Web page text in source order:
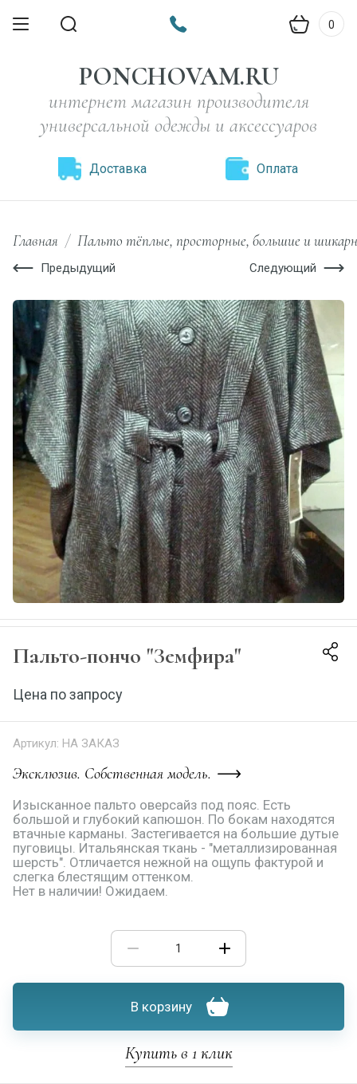
0
PONCHOVAM.RU
интернет магазин производителя
универсальной одежды и аксессуаров
Доставка Оплата
Главная / Пальто тёплые, просторные, большие и
Предыдущий Следующий
Пальто-пончо "Земфира"
Цена по запросу
Артикул: НА ЗАКАЗ
Эксклюзив. Собственная модель.
Изысканное пальто оверсайз под пояс. Есть
большой и глубокий капюшон. По бокам находятся
втачные карманы. Застегивается на большие дутые
пуговицы. Итальянская ткань - "металлизированная
шерсть". Отличается нежной на ощупь фактурой и
слегка блестящим оттенком.
Нет в наличии! Ожидаем.
В корзину
Купить в 1 клик